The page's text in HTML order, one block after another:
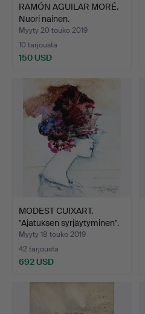
RAMÓN AGUILAR MORÉ.
Nuori nainen.
Myyty 20 touko 2019
10 tarjousta
150 USD
MODEST CUIXART.
"Ajatuksen syrjäytyminen".
Myyty 18 touko 2019
42 tarjousta
692 USD